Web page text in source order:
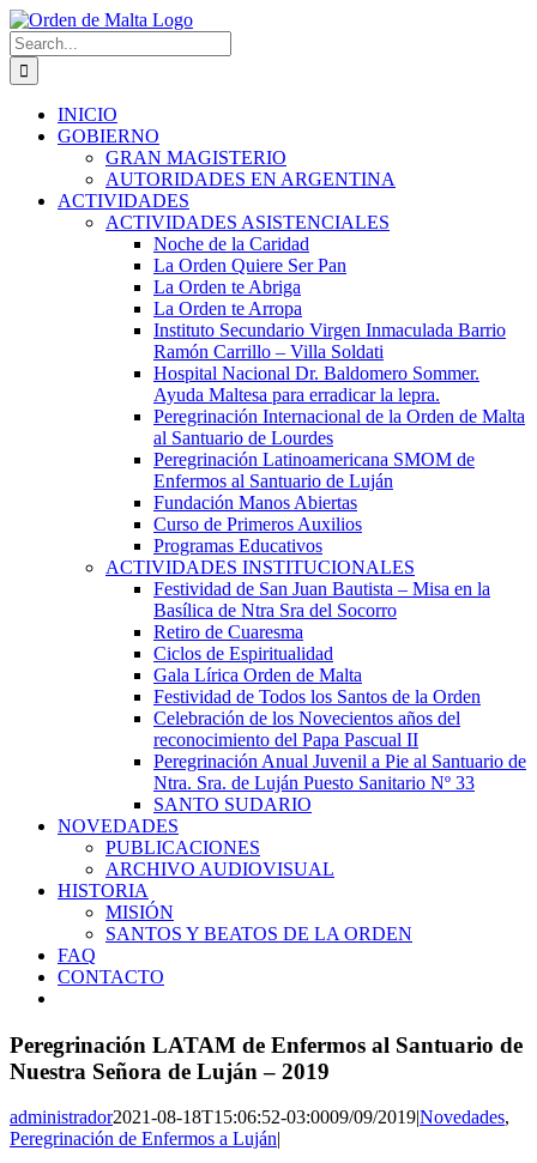
Skip
to
content
Search
for:
INICIO
GOBIERNO
GRAN MAGISTERIO
AUTORIDADES EN ARGENTINA
ACTIVIDADES
ACTIVIDADES ASISTENCIALES
Noche de la Caridad
La Orden Quiere Ser Pan
La Orden te Abriga
La Orden te Arropa
Instituto Secundario Virgen Inmaculada Barrio
Ramón Carrillo – Villa Soldati
Hospital Nacional Dr. Baldomero Sommer.
Ayuda Maltesa para erradicar la lepra.
Peregrinación Internacional de la Orden de Malta
al Santuario de Lourdes
Peregrinación Latinoamericana SMOM de
Enfermos al Santuario de Luján
Fundación Manos Abiertas
Curso de Primeros Auxilios
Programas Educativos
ACTIVIDADES INSTITUCIONALES
Festividad de San Juan Bautista – Misa en la
Basílica de Ntra Sra del Socorro
Retiro de Cuaresma
Ciclos de Espiritualidad
Gala Lírica Orden de Malta
Festividad de Todos los Santos de la Orden
Celebración de los Novecientos años del
reconocimiento del Papa Pascual II
Peregrinación Anual Juvenil a Pie al Santuario de
Ntra. Sra. de Luján Puesto Sanitario Nº 33
SANTO SUDARIO
NOVEDADES
PUBLICACIONES
ARCHIVO AUDIOVISUAL
HISTORIA
MISIÓN
SANTOS Y BEATOS DE LA ORDEN
FAQ
CONTACTO
Peregrinación LATAM de Enfermos al Santuario de
Nuestra Señora de Luján – 2019
administrador2021-08-18T15:06:52-03:0009/09/2019|Novedades,
Peregrinación de Enfermos a Luján|